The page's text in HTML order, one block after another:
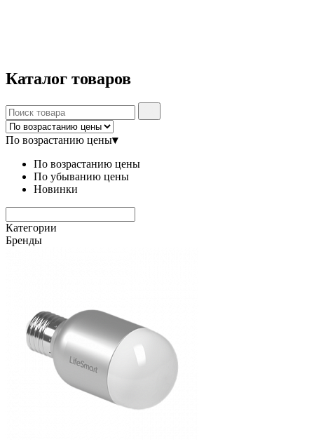
Каталог товаров
По возрастанию цены▾
По возрастанию цены
По убыванию цены
Новинки
Категории
Бренды